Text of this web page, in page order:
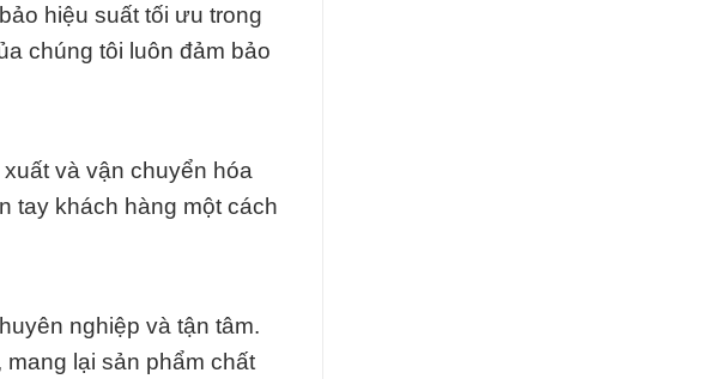
hiệu suất tối ưu trong
chúng tôi luôn đảm bảo
và vận chuyển hóa
tay khách hàng một cách
nghiệp và tận tâm.
lại sản phẩm chất